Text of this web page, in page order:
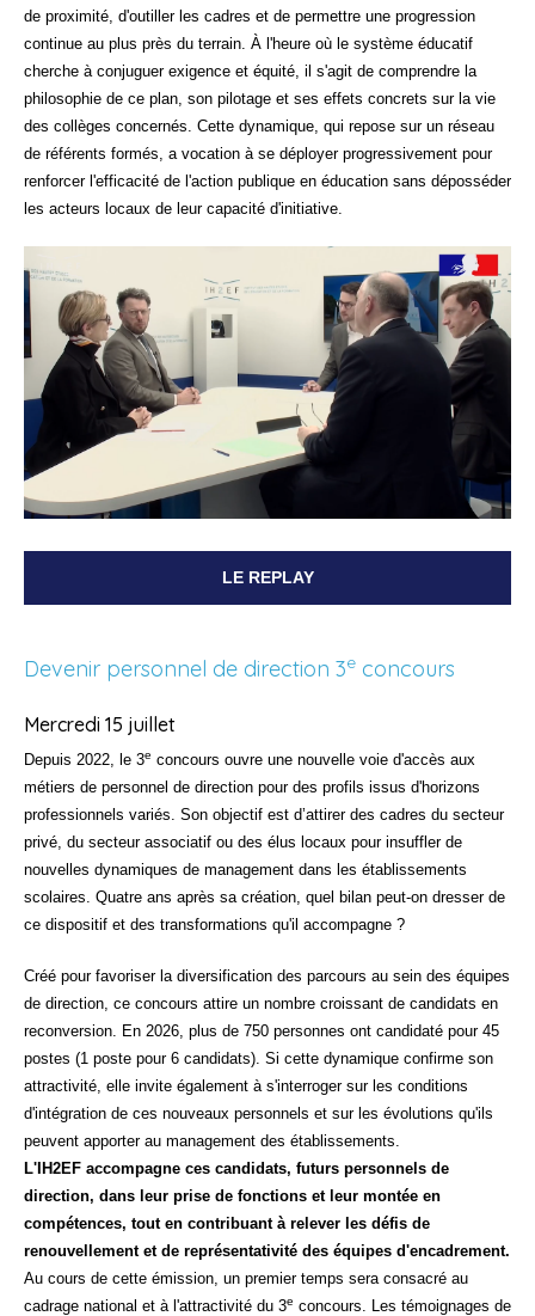
de proximité, d'outiller les cadres et de permettre une progression
continue au plus près du terrain. À l'heure où le système éducatif
cherche à conjuguer exigence et équité, il s'agit de comprendre la
philosophie de ce plan, son pilotage et ses effets concrets sur la vie
des collèges concernés. Cette dynamique, qui repose sur un réseau
de référents formés, a vocation à se déployer progressivement pour
renforcer l'efficacité de l'action publique en éducation sans déposséder
les acteurs locaux de leur capacité d'initiative.
LE REPLAY
Devenir personnel de direction 3e concours
Mercredi 15 juillet
Depuis 2022, le 3e concours ouvre une nouvelle voie d'accès aux
métiers de personnel de direction pour des profils issus d'horizons
professionnels variés. Son objectif est d’attirer des cadres du secteur
privé, du secteur associatif ou des élus locaux pour insuffler de
nouvelles dynamiques de management dans les établissements
scolaires. Quatre ans après sa création, quel bilan peut-on dresser de
ce dispositif et des transformations qu'il accompagne ?
Créé pour favoriser la diversification des parcours au sein des équipes
de direction, ce concours attire un nombre croissant de candidats en
reconversion. En 2026, plus de 750 personnes ont candidaté pour 45
postes (1 poste pour 6 candidats). Si cette dynamique confirme son
attractivité, elle invite également à s'interroger sur les conditions
d'intégration de ces nouveaux personnels et sur les évolutions qu'ils
peuvent apporter au management des établissements.
L'IH2EF accompagne ces candidats, futurs personnels de
direction, dans leur prise de fonctions et leur montée en
compétences, tout en contribuant à relever les défis de
renouvellement et de représentativité des équipes d'encadrement.
Au cours de cette émission, un premier temps sera consacré au
cadrage national et à l'attractivité du 3e concours. Les témoignages de